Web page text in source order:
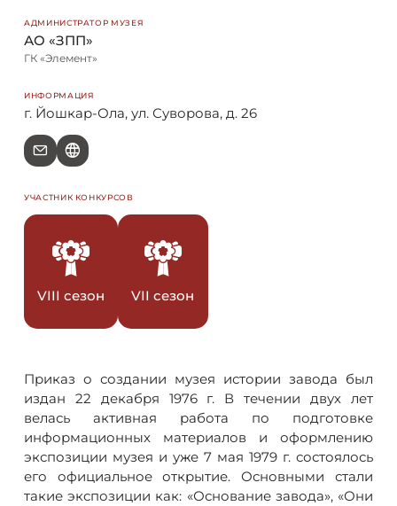
Приказ о создании музея истории завода был
издан 22 декабря 1976 г. В течении двух лет
велась активная работа по подготовке
информационных материалов и оформлению
экспозиции музея и уже 7 мая 1979 г. состоялось
его официальное открытие. Основными стали
такие экспозиции как: «Основание завода», «Они
АДМИНИСТРАТОР МУЗЕЯ
АО «ЗПП»
ГК «Элемент»
ИНФОРМАЦИЯ
г. Йошкар-Ола, ул. Суворова, д. 26
e W
УЧАСТНИК КОНКУРСОВ
VIII сезон VII сезон